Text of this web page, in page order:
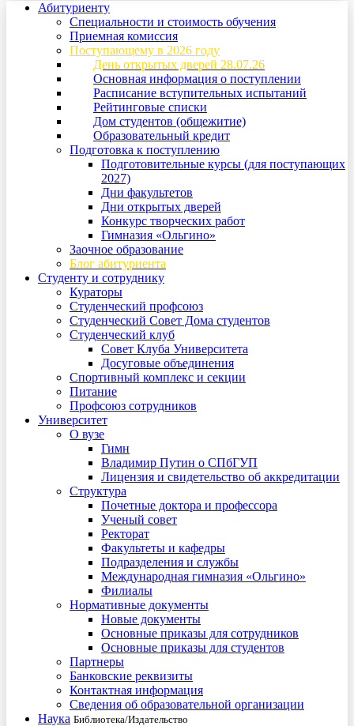
Абитуриенту
Специальности и стоимость обучения
Приемная комиссия
Поступающему в 2026 году
День открытых дверей 28.07.26
Основная информация о поступлении
Расписание вступительных испытаний
Рейтинговые списки
Дом студентов (общежитие)
Образовательный кредит
Подготовка к поступлению
Подготовительные курсы (для поступающих
2027)
Дни факультетов
Дни открытых дверей
Конкурс творческих работ
Гимназия «Ольгино»
Заочное образование
Блог абитуриента
Студенту и сотруднику
Кураторы
Студенческий профсоюз
Студенческий Совет Дома студентов
Студенческий клуб
Совет Клуба Университета
Досуговые объединения
Спортивный комплекс и секции
Питание
Профсоюз сотрудников
Университет
О вузе
Гимн
Владимир Путин о СПбГУП
Лицензия и свидетельство об аккредитации
Структура
Почетные доктора и профессора
Ученый совет
Ректорат
Факультеты и кафедры
Подразделения и службы
Международная гимназия «Ольгино»
Филиалы
Нормативные документы
Новые документы
Основные приказы для сотрудников
Основные приказы для студентов
Партнеры
Банковские реквизиты
Контактная информация
Сведения об образовательной организации
Наука Библиотека/Издательство